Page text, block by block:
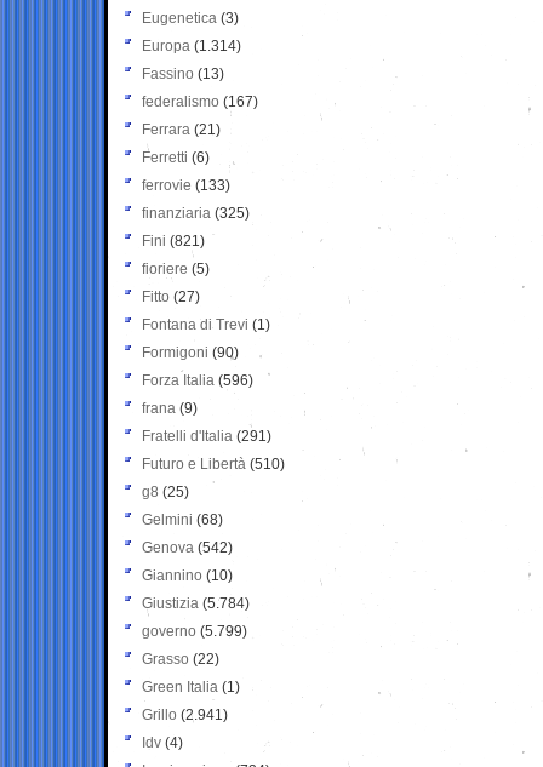
Eugenetica (3)
Europa (1.314)
Fassino (13)
federalismo (167)
Ferrara (21)
Ferretti (6)
ferrovie (133)
finanziaria (325)
Fini (821)
fioriere (5)
Fitto (27)
Fontana di Trevi (1)
Formigoni (90)
Forza Italia (596)
frana (9)
Fratelli d'Italia (291)
Futuro e Libertà (510)
g8 (25)
Gelmini (68)
Genova (542)
Giannino (10)
Giustizia (5.784)
governo (5.799)
Grasso (22)
Green Italia (1)
Grillo (2.941)
Idv (4)